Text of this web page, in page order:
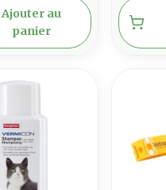
Ajouter au
panier